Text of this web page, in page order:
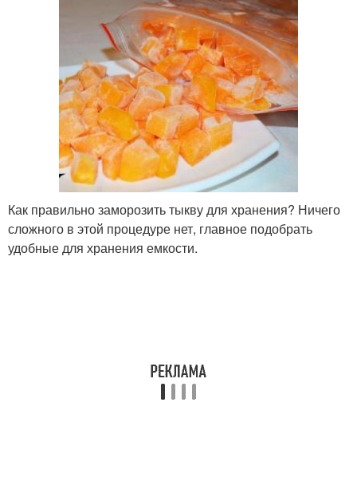
Как правильно заморозить тыкву для хранения? Ничего
сложного в этой процедуре нет, главное подобрать
удобные для хранения емкости.